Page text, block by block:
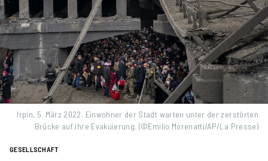
GESELLSCHAFT
Irpin, 5. März 2022. Einwohner der Stadt warten unter der zerstörten
Brücke auf ihre Evakuierung. (©Emilio Morenatti/AP/La Presse)